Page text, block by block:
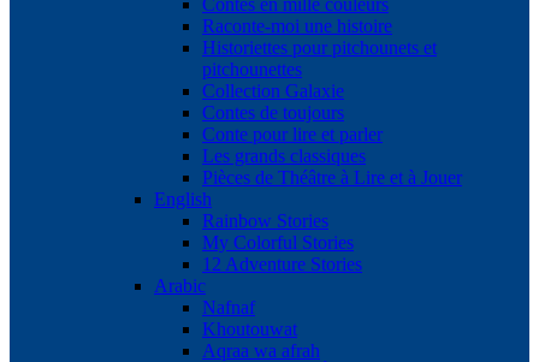
Contes en mille couleurs
Raconte-moi une histoire
Historiettes pour pitchounets et
pitchounettes
Collection Galaxie
Contes de toujours
Conte pour lire et parler
Les grands classiques
Pièces de Théâtre à Lire et à Jouer
English
Rainbow Stories
My Colorful Stories
12 Adventure Stories
Arabic
Nafnaf
Khoutouwat
Aqraa wa afrah